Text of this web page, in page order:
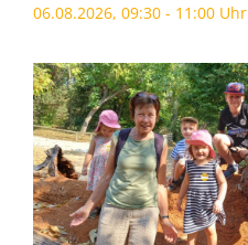
06.08.2026, 09:30 - 11:00 Uhr